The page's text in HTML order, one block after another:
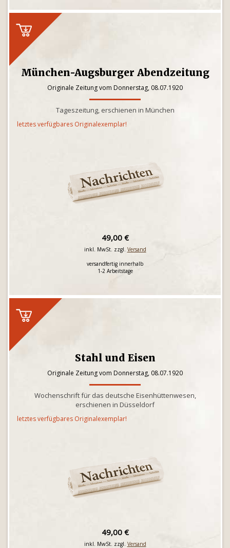
München-Augsburger Abendzeitung
Originale Zeitung vom Donnerstag, 08.07.1920
Tageszeitung, erschienen in München
letztes verfügbares Originalexemplar!
49,00 €
inkl. MwSt. zzgl. Versand
versandfertig innerhalb
1-2 Arbeitstage
Stahl und Eisen
Originale Zeitung vom Donnerstag, 08.07.1920
Wochenschrift für das deutsche Eisenhüttenwesen,
erschienen in Düsseldorf
letztes verfügbares Originalexemplar!
49,00 €
inkl. MwSt. zzgl. Versand